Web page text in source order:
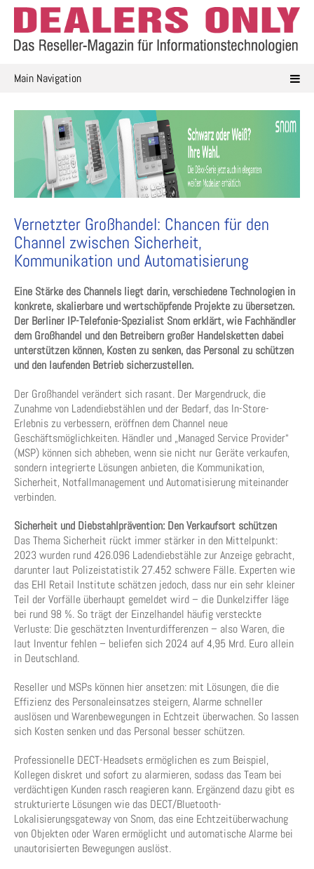
Skip
content
Main Navigation
Vernetzter Großhandel: Chancen für den
Channel zwischen Sicherheit,
Kommunikation und Automatisierung
Eine Stärke des Channels liegt darin, verschiedene Technologien in
konkrete, skalierbare und wertschöpfende Projekte zu übersetzen.
Der Berliner IP-Telefonie-Spezialist Snom erklärt, wie Fachhändler
dem Großhandel und den Betreibern großer Handelsketten dabei
unterstützen können, Kosten zu senken, das Personal zu schützen
und den laufenden Betrieb sicherzustellen.
Der Großhandel verändert sich rasant. Der Margendruck, die
Zunahme von Ladendiebstählen und der Bedarf, das In-Store-
Erlebnis zu verbessern, eröffnen dem Channel neue
Geschäftsmöglichkeiten. Händler und „Managed Service Provider“
(MSP) können sich abheben, wenn sie nicht nur Geräte verkaufen,
sondern integrierte Lösungen anbieten, die Kommunikation,
Sicherheit, Notfallmanagement und Automatisierung miteinander
verbinden.
Sicherheit und Diebstahlprävention: Den Verkaufsort schützen
Das Thema Sicherheit rückt immer stärker in den Mittelpunkt:
2023 wurden rund 426.096 Ladendiebstähle zur Anzeige gebracht,
darunter laut Polizeistatistik 27.452 schwere Fälle. Experten wie
das EHI Retail Institute schätzen jedoch, dass nur ein sehr kleiner
Teil der Vorfälle überhaupt gemeldet wird – die Dunkelziffer läge
bei rund 98 %. So trägt der Einzelhandel häufig versteckte
Verluste: Die geschätzten Inventurdifferenzen – also Waren, die
laut Inventur fehlen – beliefen sich 2024 auf 4,95 Mrd. Euro allein
in Deutschland.
Reseller und MSPs können hier ansetzen: mit Lösungen, die die
Effizienz des Personaleinsatzes steigern, Alarme schneller
auslösen und Warenbewegungen in Echtzeit überwachen. So lassen
sich Kosten senken und das Personal besser schützen.
Professionelle DECT-Headsets ermöglichen es zum Beispiel,
Kollegen diskret und sofort zu alarmieren, sodass das Team bei
verdächtigen Kunden rasch reagieren kann. Ergänzend dazu gibt es
strukturierte Lösungen wie das DECT/Bluetooth-
Lokalisierungsgateway von Snom, das eine Echtzeitüberwachung
von Objekten oder Waren ermöglicht und automatische Alarme bei
unautorisierten Bewegungen auslöst.